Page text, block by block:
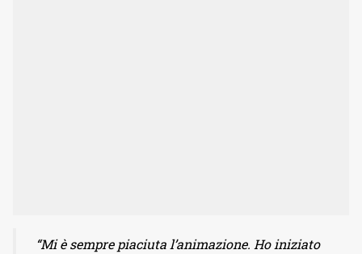
“Mi è sempre piaciuta l’animazione. Ho iniziato